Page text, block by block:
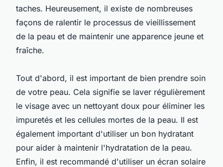
taches. Heureusement, il existe de nombreuses
façons de ralentir le processus de vieillissement
de la peau et de maintenir une apparence jeune et
fraîche.
Tout d'abord, il est important de bien prendre soin
de votre peau. Cela signifie se laver régulièrement
le visage avec un nettoyant doux pour éliminer les
impuretés et les cellules mortes de la peau. Il est
également important d'utiliser un bon hydratant
pour aider à maintenir l'hydratation de la peau.
Enfin, il est recommandé d'utiliser un écran solaire